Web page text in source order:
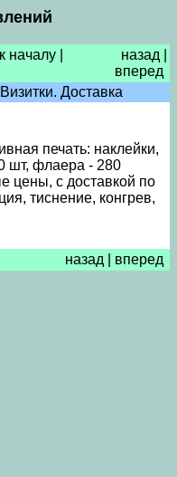
к началу назад
вперед
Доставка
печать: наклейки,
шт, флаера - 280
цены, с доставкой по
тиснение, конгрев,
назад вперед